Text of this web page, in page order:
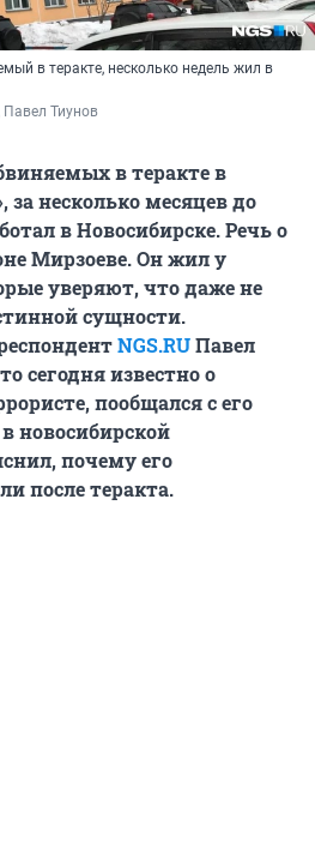
в теракте, несколько недель жил в
Тиунов
в теракте в
за несколько месяцев до
в Новосибирске. Речь о
Мирзоеве. Он жил у
уверяют, что даже не
сущности.
NGS.RUПавел
сегодня известно о
пообщался с его
новосибирской
почему его
после теракта.